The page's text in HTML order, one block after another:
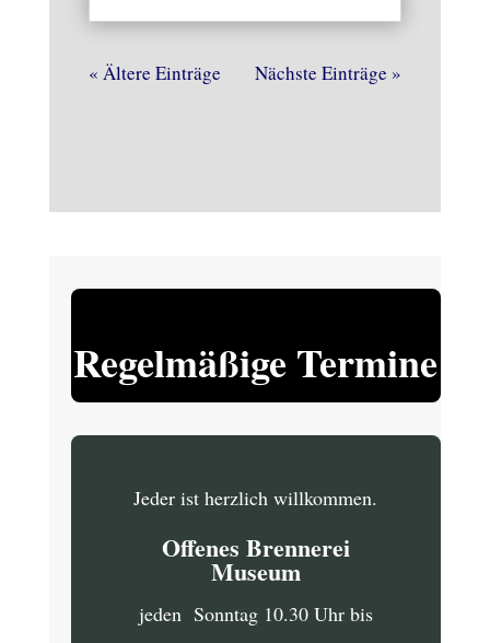
« Ältere Einträge Nächste Einträge »
Regelmäßige Termine
Jeder ist herzlich willkommen.
Offenes Brennerei
Museum
jeden Sonntag 10.30 Uhr bis